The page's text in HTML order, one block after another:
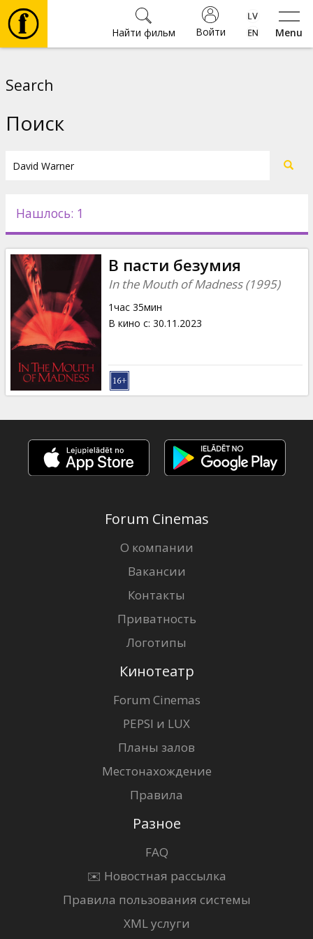
Menu
Войти
Найти фильм
Новости
Подарки
Кинозакуски
B2B
Клуб
Search
Поиск
Нашлось: 1
В пасти безумия
In the Mouth of Madness (1995)
1час 35мин
В кино с: 30.11.2023
Forum Cinemas
О компании
Вакансии
Контакты
Приватность
Логотипы
Кинотеатр
Forum Cinemas
PEPSI и LUX
Планы залов
Местонахождение
Правила
Разное
FAQ
✉️ Новостная рассылка
Правила пользования системы
XML услуги